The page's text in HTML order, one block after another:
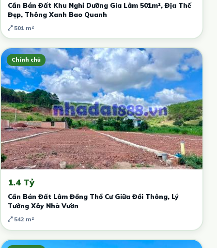
Cần Bán Đất Khu Nghỉ Dưỡng Gia Lâm 501m², Địa Thế
Đẹp, Thông Xanh Bao Quanh
501 m²
Chính chủ
1.4 Tỷ
Cần Bán Đất Lâm Đồng Thổ Cư Giữa Đồi Thông, Lý
Tưởng Xây Nhà Vườn
542 m²